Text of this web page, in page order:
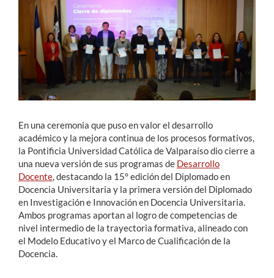
Estudiantes
Académicos
Funcionarios
Alumni
English
En una ceremonia que puso en valor el desarrollo
académico y la mejora continua de los procesos formativos,
la Pontificia Universidad Católica de Valparaíso dio cierre a
una nueva versión de sus programas de Desarrollo
Docente , destacando la 15° edición del Diplomado en
Docencia Universitaria y la primera versión del Diplomado
en Investigación e Innovación en Docencia Universitaria.
Ambos programas aportan al logro de competencias de
nivel intermedio de la trayectoria formativa, alineado con
el Modelo Educativo y el Marco de Cualificación de la
Docencia.